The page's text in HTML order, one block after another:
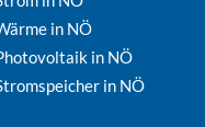
in NÖ
in NÖ
in NÖ